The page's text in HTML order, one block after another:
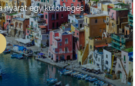
nyarat egy különleges